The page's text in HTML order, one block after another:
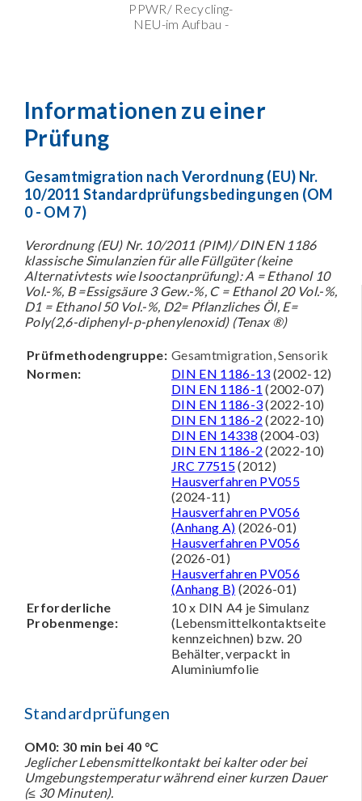
PPWR/ Recycling-
NEU-im Aufbau -
Informationen zu einer
Prüfung
Gesamtmigration nach Verordnung (EU) Nr.
10/2011 Standardprüfungsbedingungen (OM
0 - OM 7)
Verordnung (EU) Nr. 10/2011 (PIM)/ DIN EN 1186
klassische Simulanzien für alle Füllgüter (keine
Alternativtests wie Isooctanprüfung): A = Ethanol 10
Vol.-%, B =Essigsäure 3 Gew.-%, C = Ethanol 20 Vol.-%,
D1 = Ethanol 50 Vol.-%, D2= Pflanzliches Öl, E=
Poly(2,6-diphenyl-p-phenylenoxid) (Tenax ®)
Prüfmethodengruppe: Gesamtmigration, Sensorik
Normen:
DIN EN 1186-13 (2002-12)
DIN EN 1186-1 (2002-07)
DIN EN 1186-3(2022-10)
DIN EN 1186-2 (2022-10)
DIN EN 14338 (2004-03)
DIN EN 1186-2 (2022-10)
JRC 77515(2012)
Hausverfahren PV055
(2024-11)
Hausverfahren PV056
(Anhang A) (2026-01)
Hausverfahren PV056
(2026-01)
Hausverfahren PV056
(Anhang B) (2026-01)
Erforderliche
Probenmenge:
10 x DIN A4 je Simulanz
(Lebensmittelkontaktseite
kennzeichnen) bzw. 20
Behälter, verpackt in
Aluminiumfolie
Standardprüfungen
OM0: 30 min bei 40 °C
Jeglicher Lebensmittelkontakt bei kalter oder bei
Umgebungstemperatur während einer kurzen Dauer
(≤ 30 Minuten).